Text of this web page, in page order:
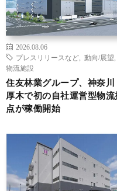
2026.08.06
プレスリリースなど
動向/展望
物流施設
住友林業グループ、神奈川
厚木で初の自社運営型物流
点が稼働開始